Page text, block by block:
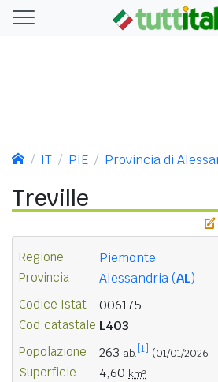
IT PIE Provincia di
Treville
Regione Piemonte
Provincia Alessandria (AL)
Codice Istat 006175
Cod.catastale L403
Popolazione 263 ab. [1] (01/01/2026
Superficie 4,60 km²